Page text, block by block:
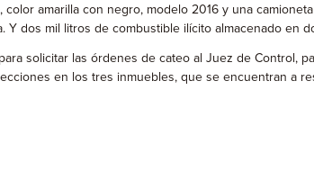
amarilla con negro, modelo 2016 y una
Y dos mil litros de combustible ilícito almacenado en
solicitar las órdenes de cateo al Juez de Control,
en los tres inmuebles, que se encuentran a